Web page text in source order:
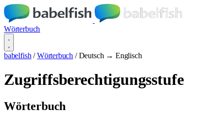
Wörterbuch
babelfish / Wörterbuch / Deutsch → Englisch
Zugriffsberechtigungsstufe
Wörterbuch